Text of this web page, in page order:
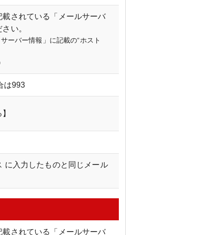
されている「メールサーバ
い。
ーバー情報」に記載の“ホスト
993
に入力したものと同じメール
されている「メールサーバ